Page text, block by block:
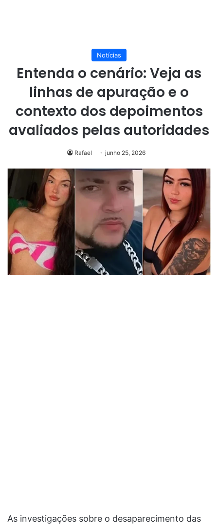
Notícias
Entenda o cenário: Veja as
linhas de apuração e o
contexto dos depoimentos
avaliados pelas autoridades
Rafael junho 25, 2026
As investigações sobre o desaparecimento das